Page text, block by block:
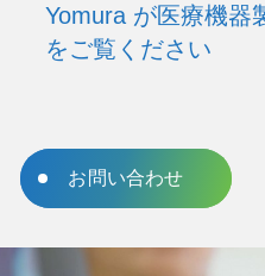
Yomura が医療機器
をご覧ください
るための能力、経験
ます。設計から納品ま
な製品を効率的かつ規
お問い合わせ